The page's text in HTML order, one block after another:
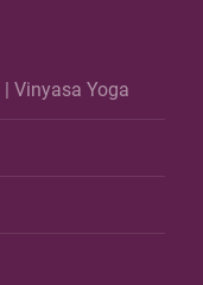
Vinyasa Yoga